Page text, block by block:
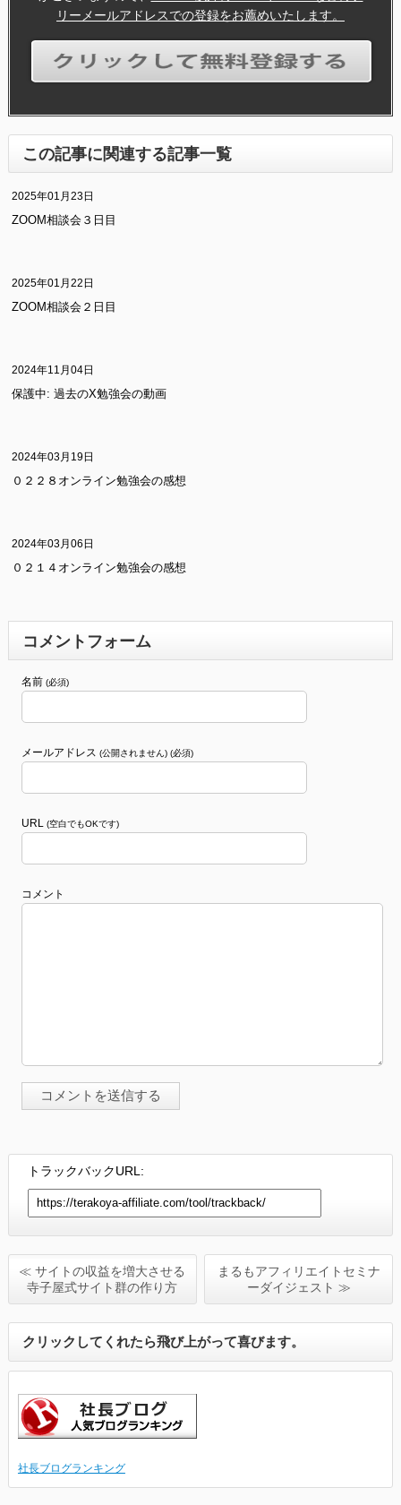
リーメールアドレスでの登録をお薦めいたします。
この記事に関連する記事一覧
2025年01月23日
ZOOM相談会３日目
2025年01月22日
ZOOM相談会２日目
2024年11月04日
保護中: 過去のX勉強会の動画
2024年03月19日
０２２８オンライン勉強会の感想
2024年03月06日
０２１４オンライン勉強会の感想
コメントフォーム
名前 (必須)
メールアドレス (公開されません) (必須)
URL (空白でもOKです)
コメント
トラックバックURL:
≪ サイトの収益を増大させる
寺子屋式サイト群の作り方
まるもアフィリエイトセミナ
ーダイジェスト ≫
クリックしてくれたら飛び上がって喜びます。
社長ブログランキング